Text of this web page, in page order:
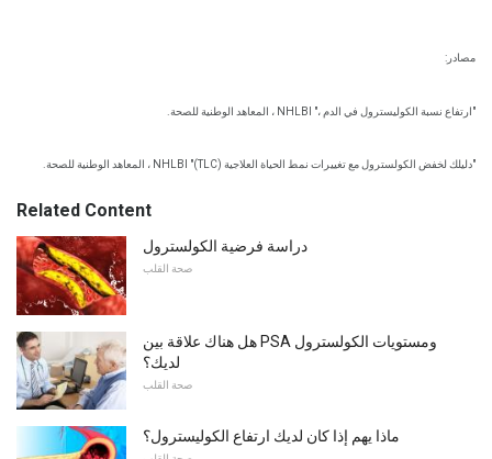
مصادر:
"ارتفاع نسبة الكوليسترول في الدم ،" NHLBI ، المعاهد الوطنية للصحة.
"دليلك لخفض الكولسترول مع تغييرات نمط الحياة العلاجية (TLC)" NHLBI ، المعاهد الوطنية للصحة.
Related Content
دراسة فرضية الكولسترول
صحة القلب
هل هناك علاقة بين PSA ومستويات الكولسترول
لديك؟
صحة القلب
ماذا يهم إذا كان لديك ارتفاع الكوليسترول؟